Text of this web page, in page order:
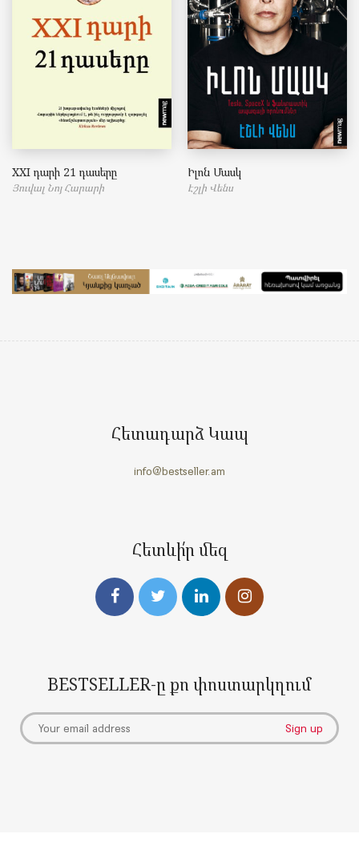
XXI դարի 21 դասերը
Յուվալ Նոյ Հարարի
Իլոն Մասկ
Էշլի Վենս
Հետադարձ Կապ
info@bestseller.am
Հետևի՛ր մեզ
BESTSELLER-ը քո փոստարկղում